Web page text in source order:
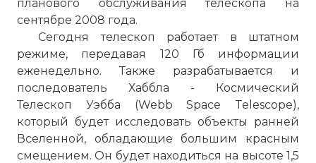
планового обслуживания телескопа на
сентябре 2008 года.
Сегодня телескоп работает в штатном
режиме, передавая 120 Гб информации
еженедельно. Также разрабатывается и
последователь Хаббла - Космический
Телескоп Уэбба (Webb Space Telescope),
который будет исследовать объекты ранней
Вселенной, обладающие большим красным
смещением. Он будет находиться на высоте 1,5